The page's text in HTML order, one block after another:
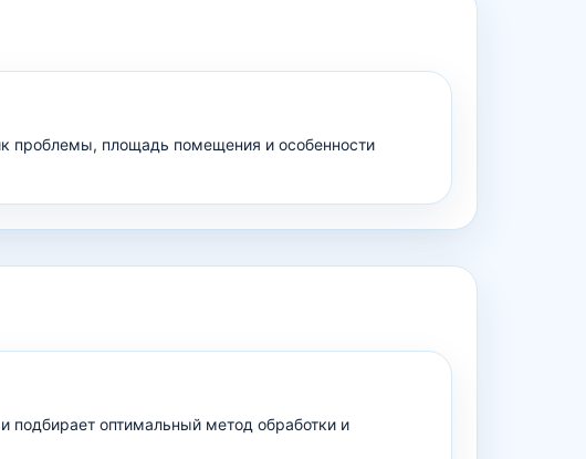
проблемы, площадь помещения и особенности
подбирает оптимальный метод обработки и